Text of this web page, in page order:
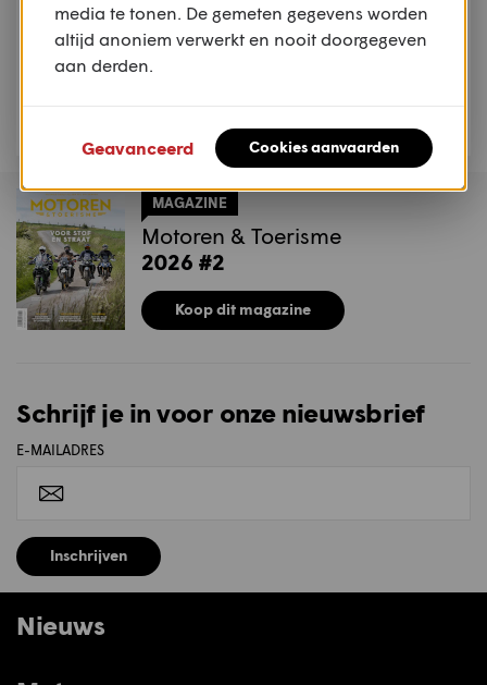
NIEUWS
Moto Guzzi opent
MAGAZINE
Motoren & Toerisme
2026 #2
Koop dit magazine
Schrijf je in voor onze nieuwsbrief
E-MAILADRES
Inschrijven
Nieuws
media te tonen. De gemeten gegevens worden
altijd anoniem verwerkt en nooit doorgegeven
aan derden.
Geavanceerd Cookies aanvaarden